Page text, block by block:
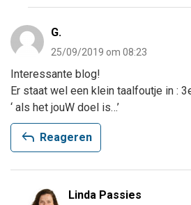
G.
25/09/2019 om 08:23
Interessante blog!
Er staat wel een klein taalfoutje in :
‘ als het jouW doel is…’
reply Reageren
Linda Passies